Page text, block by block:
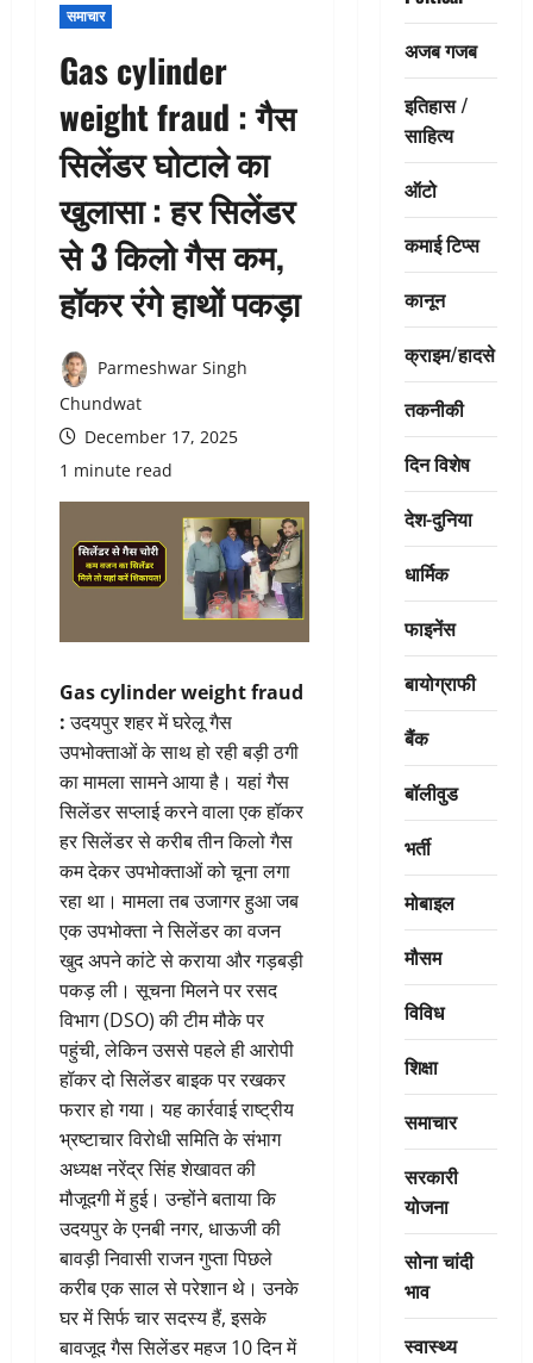
समाचार
Gas cylinder
weight fraud : गैस
सिलेंडर घोटाले का
खुलासा : हर सिलेंडर
से 3 किलो गैस कम,
हॉकर रंगे हाथों पकड़ा
Parmeshwar Singh
Chundwat
December 17, 2025
1 minute read
Gas cylinder weight fraud
:उदयपुर शहर में घरेलू गैस
उपभोक्ताओं के साथ हो रही बड़ी ठगी
का मामला सामने आया है। यहां गैस
सिलेंडर सप्लाई करने वाला एक हॉकर
हर सिलेंडर से करीब तीन किलो गैस
कम देकर उपभोक्ताओं को चूना लगा
रहा था। मामला तब उजागर हुआ जब
एक उपभोक्ता ने सिलेंडर का वजन
खुद अपने कांटे से कराया और गड़बड़ी
पकड़ ली। सूचना मिलने पर रसद
विभाग (DSO) की टीम मौके पर
पहुंची, लेकिन उससे पहले ही आरोपी
हॉकर दो सिलेंडर बाइक पर रखकर
फरार हो गया। यह कार्रवाई राष्ट्रीय
भ्रष्टाचार विरोधी समिति के संभाग
अध्यक्ष नरेंद्र सिंह शेखावत की
मौजूदगी में हुई। उन्होंने बताया कि
उदयपुर के एनबी नगर, धाऊजी की
बावड़ी निवासी राजन गुप्ता पिछले
करीब एक साल से परेशान थे। उनके
घर में सिर्फ चार सदस्य हैं, इसके
बावजूद गैस सिलेंडर महज 10 दिन में
अजब गजब
इतिहास /
साहित्य
ऑटो
कमाई टिप्स
कानून
क्राइम/हादसे
तकनीकी
दिन विशेष
देश-दुनिया
धार्मिक
फाइनेंस
बायोग्राफी
बैंक
बॉलीवुड
भर्ती
मोबाइल
मौसम
विविध
शिक्षा
समाचार
सरकारी
योजना
सोना चांदी
भाव
स्वास्थ्य